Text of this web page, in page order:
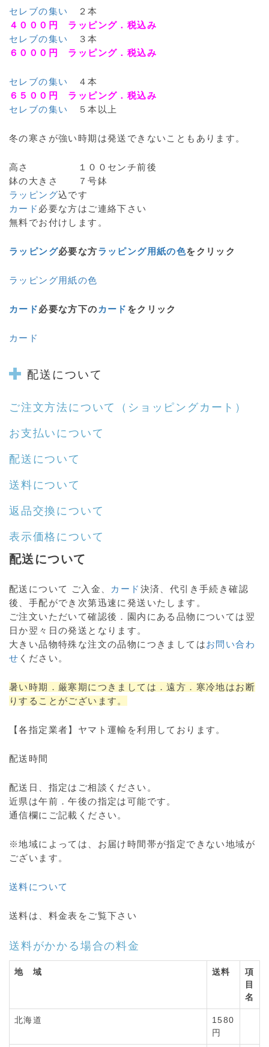
セレブの集い
２本
４０００円 ラッピング．税込み
セレブの集い
３本
６０００円 ラッピング．税込み
セレブの集い
４本
６５００円 ラッピング．税込み
セレブの集い
５本以上
冬の寒さが強い時期は発送できないこともあります。
高さ １００センチ前後
鉢の大きさ ７号鉢
ラッピング込です
カード 必要な方はご連絡下さい
無料でお付けします。
ラッピング必要な方ラッピング用紙の色をクリック
ラッピング用紙の色
カード必要な方下の カード をクリック
カード
配送について
ご注文方法について （ショッピングカート）
お支払いについて
配送について
送料について
返品交換について
表示価格について
配送について
配送について ご入金、 カード 決済、代引き手続き確認
後、手配ができ次第迅速に発送いたします。
ご注文いただいて確認後．園内にある品物については翌
日か翌々日の発送となります。
大きい品物特殊な注文の品物につきましてはお問い合わ
せ ください。
暑い時期．厳寒期につきましては．遠方．寒冷地はお断
りすることがございます。
【各指定業者】ヤマト運輸を利用しております。
配送時間
配送日、指定はご相談ください。
近県は午前．午後の指定は可能です。
通信欄にご記載ください。
※地域によっては、お届け時間帯が指定できない地域が
ございます。
送料について
送料は、料金表をご覧下さい
送料がかかる場合の料金
地 域 送料
項
目
名
北海道
1580
円